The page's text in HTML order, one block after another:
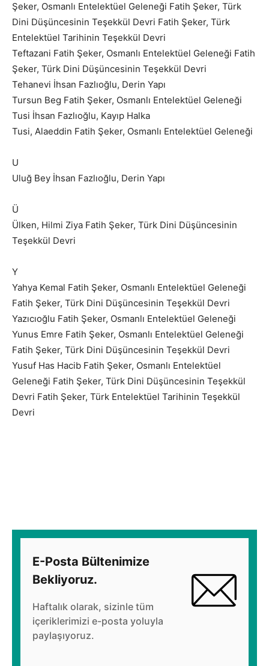
Şeker, Osmanlı Entelektüel Geleneği Fatih Şeker, Türk
Dini Düşüncesinin Teşekkül Devri Fatih Şeker, Türk
Entelektüel Tarihinin Teşekkül Devri
Teftazani Fatih Şeker, Osmanlı Entelektüel Geleneği Fatih
Şeker, Türk Dini Düşüncesinin Teşekkül Devri
Tehanevi İhsan Fazlıoğlu, Derin Yapı
Tursun Beg Fatih Şeker, Osmanlı Entelektüel Geleneği
Tusi İhsan Fazlıoğlu, Kayıp Halka
Tusi, Alaeddin Fatih Şeker, Osmanlı Entelektüel Geleneği
U
Uluğ Bey İhsan Fazlıoğlu, Derin Yapı
Ü
Ülken, Hilmi Ziya Fatih Şeker, Türk Dini Düşüncesinin
Teşekkül Devri
Y
Yahya Kemal Fatih Şeker, Osmanlı Entelektüel Geleneği
Fatih Şeker, Türk Dini Düşüncesinin Teşekkül Devri
Yazıcıoğlu Fatih Şeker, Osmanlı Entelektüel Geleneği
Yunus Emre Fatih Şeker, Osmanlı Entelektüel Geleneği
Fatih Şeker, Türk Dini Düşüncesinin Teşekkül Devri
Yusuf Has Hacib Fatih Şeker, Osmanlı Entelektüel
Geleneği Fatih Şeker, Türk Dini Düşüncesinin Teşekkül
Devri Fatih Şeker, Türk Entelektüel Tarihinin Teşekkül
Devri
E-Posta Bültenimize
Bekliyoruz.
Haftalık olarak, sizinle tüm
içeriklerimizi e-posta yoluyla
paylaşıyoruz.